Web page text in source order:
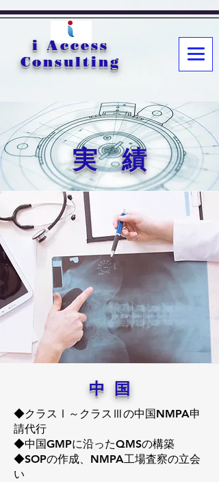
i Access
Consulting
実 績
中 国
◆クラスⅠ～クラスⅢの中国NMPA申
請代行
◆中国GMPに沿ったQMSの構築
◆SOPの作成、NMPA工場査察の立会
い